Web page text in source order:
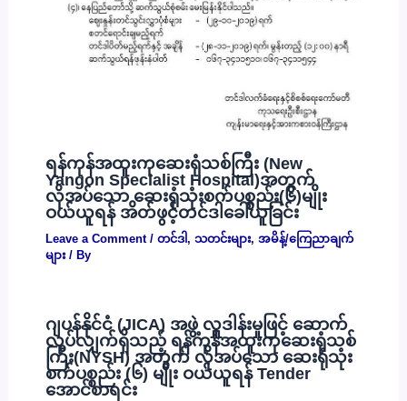
ရန်ကုန်အထူးကုဆေးရုံသစ်ကြီး (New
Yangon Specialist Hospital)အတွက်
လိုအပ်သော ဆေးရုံသုံးစက်ပစ္စည်း(၆)မျိုး
ဝယ်ယူရန် အိတ်ဖွင့်တင်ဒါခေါ်ယူခြင်း
Leave a Comment / တင်ဒါ , သတင်းများ, အမိန့်/ကြေညာချက်
များ/ By
ဂျပန်နိုင်ငံ (JICA) အဖွဲ့ လှူဒါန်းမှုဖြင့် ဆောက်
လုပ်လျှက်ရှိသည့် ရန်ကုန်အထူးကုဆေးရုံသစ်
ကြီး(NYSH) အတွက် လိုအပ်သော ဆေးရုံသုံး
စက်ပစ္စည်း (၆) မျိုး ဝယ်ယူရန် Tender
အောင်စာရင်း